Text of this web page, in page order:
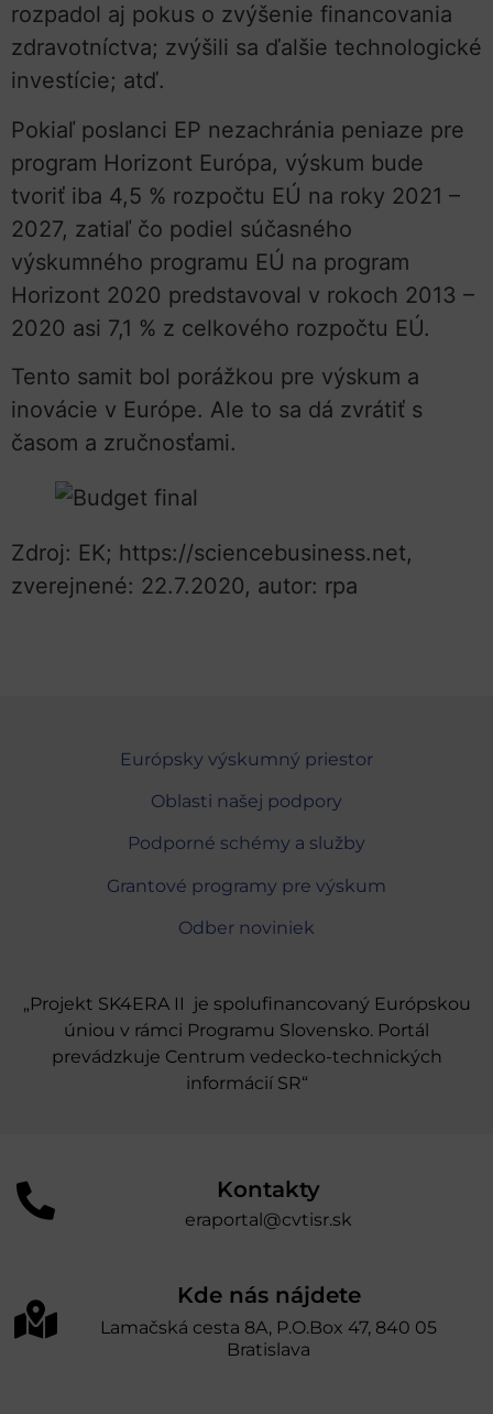
rozpadol aj pokus o zvýšenie financovania
zdravotníctva; zvýšili sa ďalšie technologické
investície; atď.
Pokiaľ poslanci EP nezachránia peniaze pre
program Horizont Európa, výskum bude
tvoriť iba 4,5 % rozpočtu EÚ na roky 2021 –
2027, zatiaľ čo podiel súčasného
výskumného programu EÚ na program
Horizont 2020 predstavoval v rokoch 2013 –
2020 asi 7,1 % z celkového rozpočtu EÚ.
Tento samit bol porážkou pre výskum a
inovácie v Európe. Ale to sa dá zvrátiť s
časom a zručnosťami.
Zdroj: EK; https://sciencebusiness.net,
zverejnené: 22.7.2020, autor: rpa
Európsky výskumný priestor
Oblasti našej podpory
Podporné schémy a služby
Grantové programy pre výskum
Odber noviniek
„Projekt SK4ERA II je spolufinancovaný Európskou
úniou v rámci Programu Slovensko. Portál
prevádzkuje Centrum vedecko-technických
informácií SR“
Kontakty
eraportal@cvtisr.sk
Kde nás nájdete
Lamačská cesta 8A, P.O.Box 47, 840 05
Bratislava